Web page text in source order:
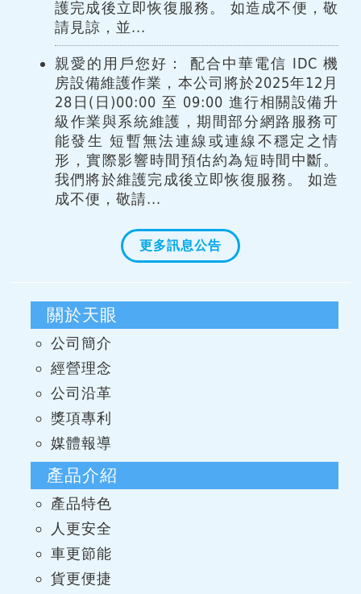
護完成後立即恢復服務。 如造成不便，敬
請見諒，並...
親愛的用戶您好： 配合中華電信 IDC 機
房設備維護作業，本公司將於2025年12月
28日(日)00:00 至 09:00 進行相關設備升
級作業與系統維護，期間部分網路服務可
能發生 短暫無法連線或連線不穩定之情
形，實際影響時間預估約為短時間中斷。
我們將於維護完成後立即恢復服務。 如造
成不便，敬請...
更多訊息公告
關於天眼
公司簡介
經營理念
公司沿革
獎項專利
媒體報導
產品介紹
產品特色
人更安全
車更節能
貨更便捷